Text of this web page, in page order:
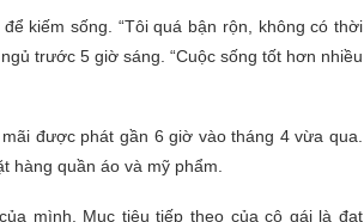
kiếm sống. “Tôi quá bận rộn, không có thời
trước 5 giờ sáng. “Cuộc sống tốt hơn nhiều
được phát gần 6 giờ vào tháng 4 vừa qua.
hàng quần áo và mỹ phẩm.
mình. Mục tiêu tiếp theo của cô gái là đạt